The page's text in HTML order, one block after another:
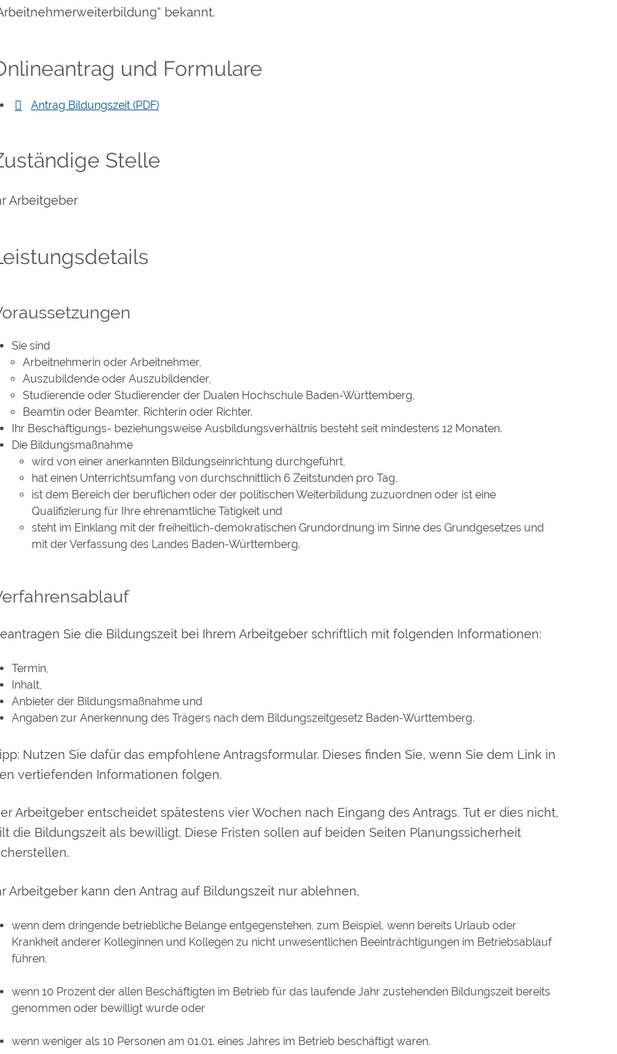
bekannt.
und Formulare
Antrag Bildungszeit (PDF)
Stelle
Arbeitgeber
Sie sind
Arbeitnehmerin oder Arbeitnehmer,
Auszubildende oder Auszubildender,
Studierende oder Studierender der Dualen Hochschule Baden-Württemberg,
Beamtin oder Beamter, Richterin oder Richter.
Ihr Beschäftigungs- beziehungsweise Ausbildungsverhältnis besteht seit mindestens 12 Monaten.
Die Bildungsmaßnahme
wird von einer anerkannten Bildungseinrichtung durchgeführt,
hat einen Unterrichtsumfang von durchschnittlich 6 Zeitstunden pro Tag,
ist dem Bereich der beruflichen oder der politischen Weiterbildung zuzuordnen oder ist eine
Qualifizierung für Ihre ehrenamtliche Tätigkeit und
steht im Einklang mit der freiheitlich-demokratischen Grundordnung im Sinne des Grundgesetzes und
mit der Verfassung des Landes Baden-Württemberg.
Sie die Bildungszeit bei Ihrem Arbeitgeber schriftlich mit folgenden Informationen:
Termin,
Inhalt,
Anbieter der Bildungsmaßnahme und
Angaben zur Anerkennung des Trägers nach dem Bildungszeitgesetz Baden-Württemberg.
Nutzen Sie dafür das empfohlene Antragsformular. Dieses finden Sie, wenn Sie dem Link in
vertiefenden Informationen folgen.
Arbeitgeber entscheidet spätestens vier Wochen nach Eingang des Antrags. Tut er dies nicht,
die Bildungszeit als bewilligt. Diese Fristen sollen auf beiden Seiten Planungssicherheit
Arbeitgeber kann den Antrag auf Bildungszeit nur ablehnen,
wenn dem dringende betriebliche Belange entgegenstehen, zum Beispiel, wenn bereits Urlaub oder
Krankheit anderer Kolleginnen und Kollegen zu nicht unwesentlichen Beeinträchtigungen im Betriebsablauf
führen,
wenn 10 Prozent der allen Beschäftigten im Betrieb für das laufende Jahr zustehenden Bildungszeit bereits
genommen oder bewilligt wurde oder
wenn weniger als 10 Personen am 01.01. eines Jahres im Betrieb beschäftigt waren.